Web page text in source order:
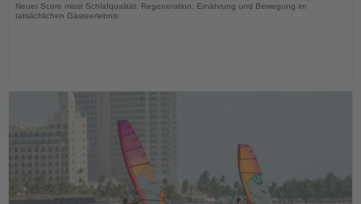
Neuer Score misst Schlafqualität, Regeneration, Ernährung und Bewegung im
tatsächlichen Gästeerlebnis